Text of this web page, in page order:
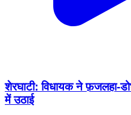
शेरघाटी: विधायक ने फ़जलहा-
में उठाई